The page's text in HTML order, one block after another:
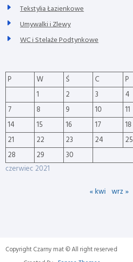
Tekstylia Łazienkowe
Umywalki i Zlewy
WC i Stelaże Podtynkowe
czerwiec 2021
P W Ś C P
1
2 3 4
7
8 9 10 11
14
15 16 17 18
21
22 23 24 25
28
29 30
« kwi wrz »
Copyright Czarny mat © All right reserved